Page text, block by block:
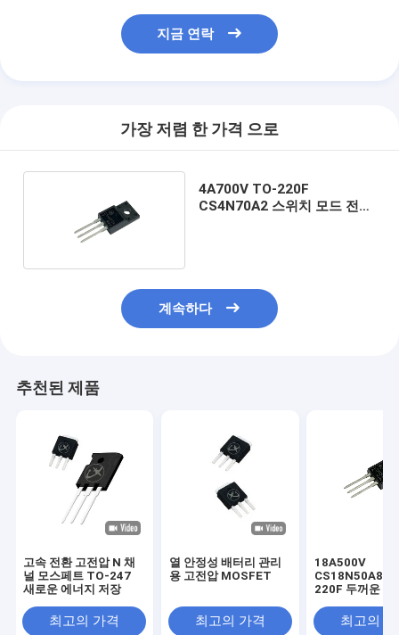
지금 연락
가장 저렴 한 가격 으로
4A700V TO-220F
CS4N70A2 스위치 모드 전원
계속하다
추천된 제품
고속 전환 고전압 N 채
널 모스페트 TO-247
새로운 에너지 저장
최고의 가격
열 안정성 배터리 관리
용 고전압 MOSFET
최고의 가격
18A500V
CS18N50A8
220F 두꺼운 프
최고의